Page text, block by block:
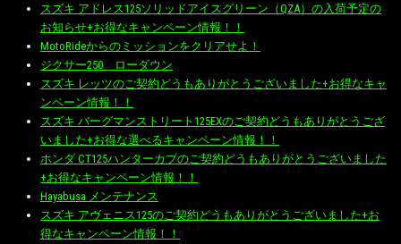
スズキ アドレス125ソリッドアイスグリーン（QZA）の入荷予定の
お知らせ+お得なキャンペーン情報！！
MotoRideからのミッションをクリアせよ！
ジクサー250 ローダウン
スズキ レッツのご契約どうもありがとうございました+お得なキャ
ンペーン情報！！
スズキ バーグマンストリート125EXのご契約どうもありがとうござ
いました+お得な選べるキャンペーン情報！！
ホンダ CT125ハンターカブのご契約どうもありがとうございました
+お得なキャンペーン情報！！
Hayabusa メンテナンス
スズキ アヴェニス125のご契約どうもありがとうございました+お
得なキャンペーン情報！！